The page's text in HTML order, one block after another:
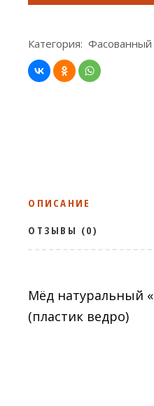
Категория:
ОПИСАНИЕ
ОТЗЫВЫ (0)
Мёд натуральный
(пластик ведро)